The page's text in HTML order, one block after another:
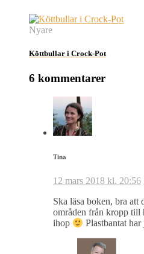
Nyare
Köttbullar i Crock-Pot
6 kommentarer
Tina
12 mars 2018 kl. 20:56
Ska läsa boken, bra att
områden från kropp till
ihop
Plastbantat